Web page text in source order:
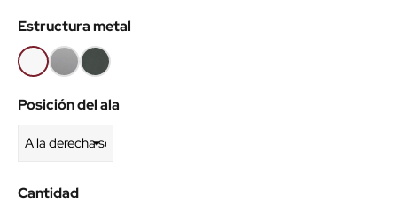
(EMB)(EMB)(EMB)
Estructura metal
BlancoGris
aluminio
Antracita
Posición del ala
Cantidad